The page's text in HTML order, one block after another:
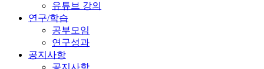
유튜브 강의
연구/학습
공부모임
연구성과
공지사항
공지사항